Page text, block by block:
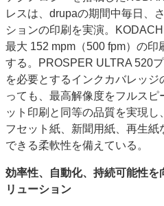
レスは、drupaの期間中毎日、
ションの印刷を実演。
最大 152 mpm（500 fpm）の
する。PROSPER ULTRA 520
を必要とするインクカバレッ
っても、最高解像度をフルス
ット印刷と同等の品質を実現
フセット紙、新聞用紙、再生紙
できる柔軟性を備えている。
効率性、自動化、持続可能性
リューション